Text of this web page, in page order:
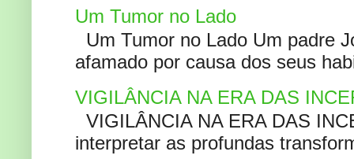
Um Tumor no Lado
Um Tumor no Lado Um padre
afamado por causa dos seus
VIGILÂNCIA NA ERA DAS
VIGILÂNCIA NA ERA DAS
interpretar as profundas